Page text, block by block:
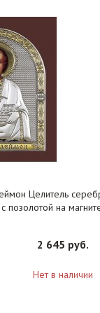
Целитель
позолотой на
2 645 руб.
Нет в наличии